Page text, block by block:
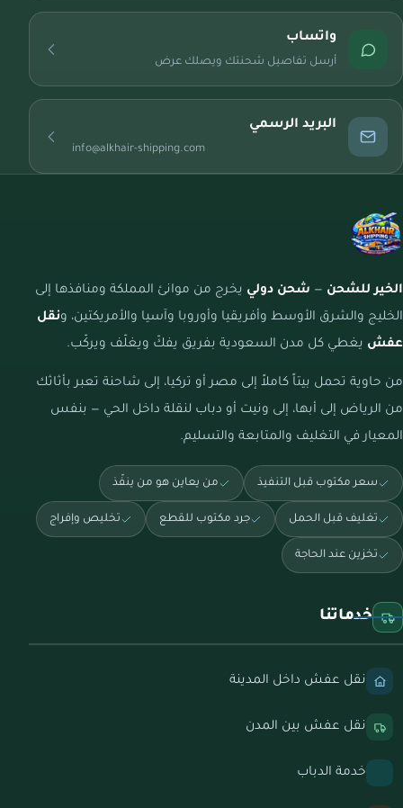
واتساب
أرسل تفاصيل شحنتك ويصلك عرض
البريد الرسمي
info@alkhair-shipping.com
الخير للشحن — شحن دولي يخرج من موانئ المملكة ومنافذها إلى
الخليج والشرق الأوسط وأفريقيا وأوروبا وآسيا والأمريكتين، ونقل
عفش يغطي كل مدن السعودية بفريق يفكّ ويغلّف ويركّب.
من حاوية تحمل بيتاً كاملاً إلى مصر أو تركيا، إلى شاحنة تعبر بأثاثك
من الرياض إلى أبها، إلى ونيت أو دباب لنقلة داخل الحي — بنفس
المعيار في التغليف والمتابعة والتسليم.
سعر مكتوب قبل التنفيذ من يعاين هو من ينفّذ
تغليف قبل الحمل جرد مكتوب للقطع تخليص وإفراج
تخزين عند الحاجة
خدماتنا
نقل عفش داخل المدينة
نقل عفش بين المدن
خدمة الدباب